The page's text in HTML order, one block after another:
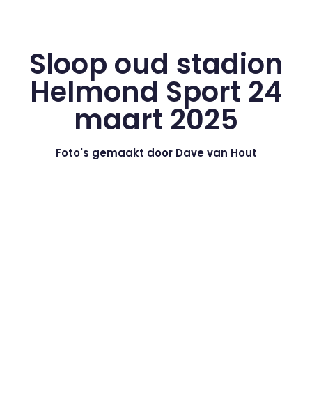
Sloop oud stadion
Helmond Sport 24
maart 2025
Foto's gemaakt door Dave van Hout